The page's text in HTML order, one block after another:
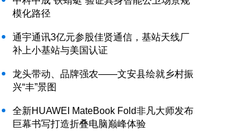
模化路径
通宇通讯3亿元参股佳贤通信，基站天线厂
补上小基站与美国认证
龙头带动、品牌强农——文安县绘就乡村振
兴“丰”景图
全新HUAWEI MateBook Fold非凡大师发布
巨幕书写打造折叠电脑巅峰体验